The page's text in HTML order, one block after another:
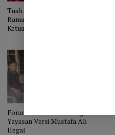
Tuah Bahgie dan Iwan
Ramadhan Terpilih Sebagai
Ketua dan Wakil Ketua BEM
Forum Dosen UGP: Pengurus
Yayasan Versi Mustafa Ali
Ilegal